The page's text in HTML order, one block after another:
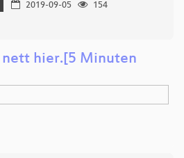
2019-09-05
154
nett hier.[5 Minuten